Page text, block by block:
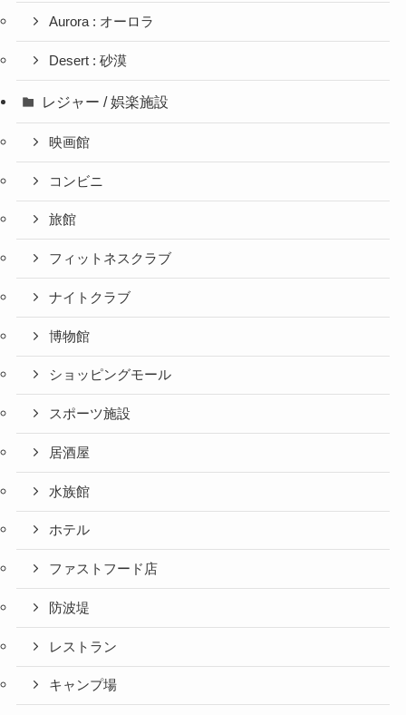
Aurora : オーロラ
Desert : 砂漠
レジャー / 娯楽施設
映画館
コンビニ
旅館
フィットネスクラブ
ナイトクラブ
博物館
ショッピングモール
スポーツ施設
居酒屋
水族館
ホテル
ファストフード店
防波堤
レストラン
キャンプ場